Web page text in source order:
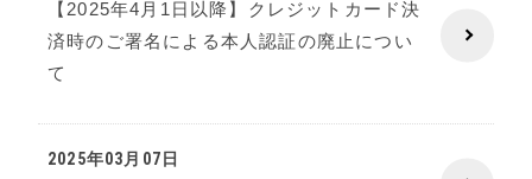
【2025年4月1日以降】クレジットカード決
済時のご署名による本人認証の廃止につい
て
2025年03月07日